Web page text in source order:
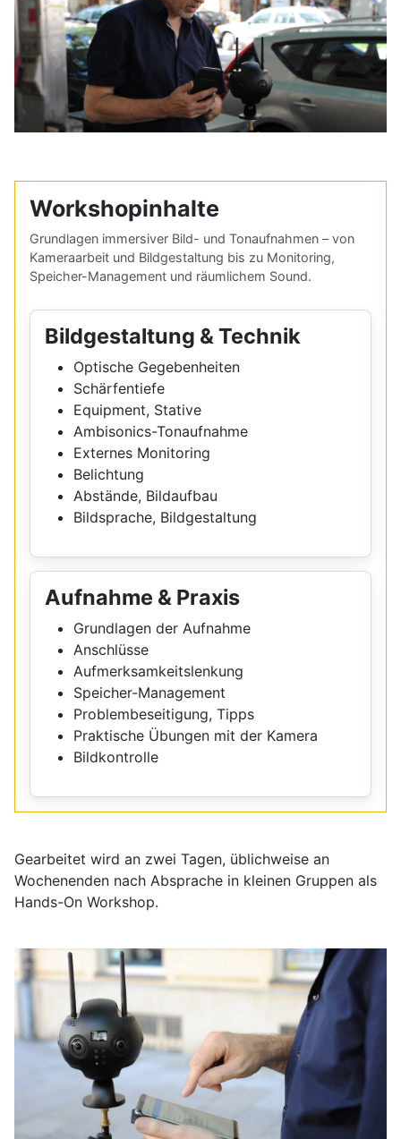
Workshopinhalte
Grundlagen immersiver Bild- und Tonaufnahmen – von
Kameraarbeit und Bildgestaltung bis zu Monitoring,
Speicher-Management und räumlichem Sound.
Bildgestaltung & Technik
Optische Gegebenheiten
Schärfentiefe
Equipment, Stative
Ambisonics-Tonaufnahme
Externes Monitoring
Belichtung
Abstände, Bildaufbau
Bildsprache, Bildgestaltung
Aufnahme & Praxis
Grundlagen der Aufnahme
Anschlüsse
Aufmerksamkeitslenkung
Speicher-Management
Problembeseitigung, Tipps
Praktische Übungen mit der Kamera
Bildkontrolle
Gearbeitet wird an zwei Tagen, üblichweise an
Wochenenden nach Absprache in kleinen Gruppen als
Hands-On Workshop.